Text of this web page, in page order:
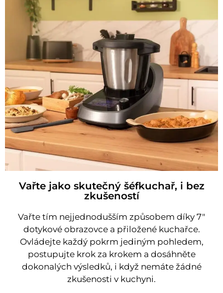
Vařte jako skutečný šéfkuchař, i bez
zkušeností
Vařte tím nejjednodušším způsobem díky 7″
dotykové obrazovce a přiložené kuchařce.
Ovládejte každý pokrm jediným pohledem,
postupujte krok za krokem a dosáhněte
dokonalých výsledků, i když nemáte žádné
zkušenosti v kuchyni.